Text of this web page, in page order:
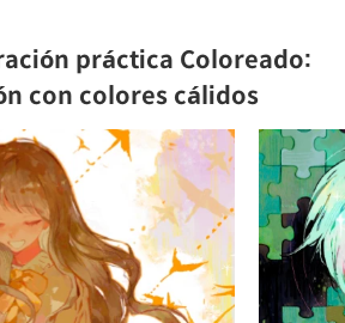
práctica Coloreado:
con colores cálidos